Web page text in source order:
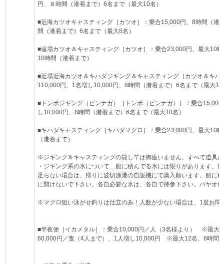
円、８時間（港着まで）6名まで（最大10名）
■近海カツオキャスティング［カツオ］：乗合15,000円、8時間（
間（港着まで）6名まで（最大8名）
■遠場カツオ＆キャスティング［カツオ］：乗合23,000円、最大10
10時間（港着まで）
■近場近海カツオ＆キハダジギング＆キャスティング［カツオ＆キ
110,000円、1名増し10,000円、8時間（港着まで）6名まで（最大10
■トンボジギング（ビンナガ）［トンボ（ビンナガ）］：乗合
し10,000円、8時間（港着まで）6名まで（最大10名）
■キハダキャスティング［キハダマグロ］：乗合23,000円、最大10
（港着まで）
※ジギング＆キャスティングの貸し竿は御座いません。すべて道具
・ジギング系の氷について…船に積んでる氷には限りがあります。
足らない場合は、帰りに波切漁港の自販機にて購入願います。船に
に開けないで下さい。各自必要な氷は、各自で持参下さい。パヤオ
※マグロ狙い泳がせ釣りは仕立のみ！人数が少ない場合は、1度お問
■半夜便［イカメタル］：乗合10,000円／人（3名様より） ※最大
60,000円／隻（4人まで）、1人増し10,000円 ※最大12名、6時間